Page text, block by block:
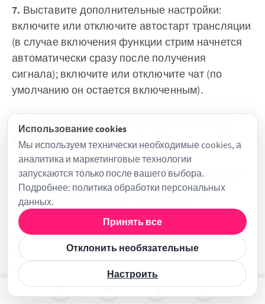
7. Выставите дополнительные настройки:
включите или отключите автостарт трансляции
(в случае включения функции стрим начнется
автоматически сразу после получения
сигнала); включите или отключите чат (по
умолчанию он остается включенным).
Зачем нужно подтверждать номер
телефона?
Это единичная процедура, которая защищает
наших пользователей от разного рода
вредоносного контента. Кроме того,
производить идентификацию пользователей
нас обязывает российское законодательство
(ФЗ от 27.07.2006 №149-ФЗ). Подтверждать
номер телефона нужно только в том случае,
если вам требуется доступ к запуску прямого
Использование cookies
Мы используем технически необходимые cookies, а
аналитика и маркетинговые технологии
запускаются только после вашего выбора.
Подробнее: политика обработки персональных
данных.
Принять все
Отклонить необязательные
Настроить